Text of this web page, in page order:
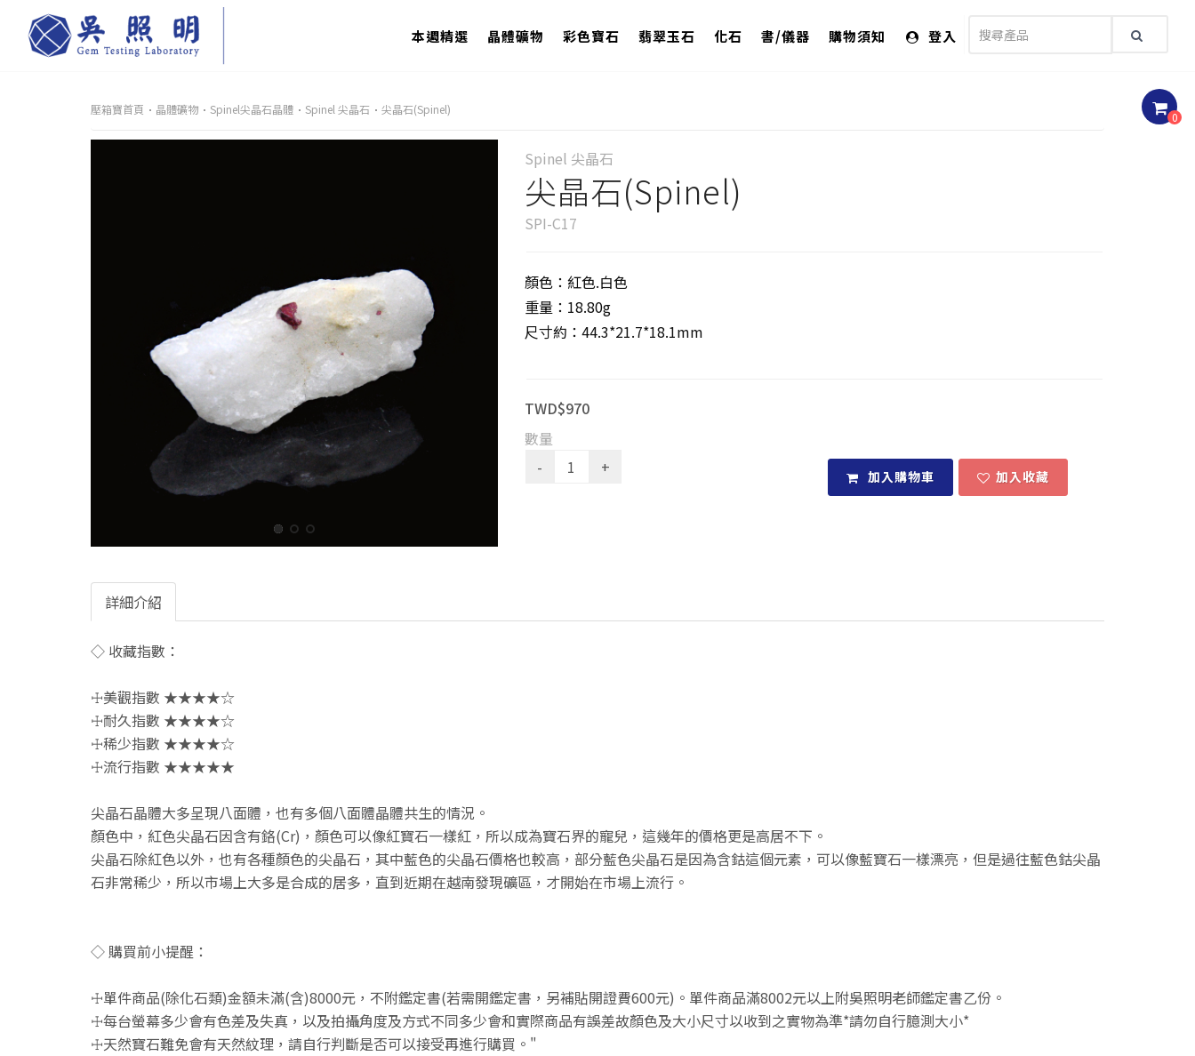
本週精選 晶體礦物 彩色寶石 翡翠玉石 化石 書/儀器 購物須知 登入
0
壓箱寶首頁 晶體礦物 Spinel尖晶石晶體 Spinel 尖晶石 尖晶石(Spinel)
Spinel 尖晶石
尖晶石(Spinel)
SPI-C17
顏色：紅色.白色
重量：18.80g
尺寸約：44.3*21.7*18.1mm
TWD$970
數量
加入購物車 加入收藏
詳細介紹
◇ 收藏指數：
☩美觀指數 ★★★★☆
☩耐久指數 ★★★★☆
☩稀少指數 ★★★★☆
☩流行指數 ★★★★★
尖晶石晶體大多呈現八面體，也有多個八面體晶體共生的情況。
顏色中，紅色尖晶石因含有鉻(Cr)，顏色可以像紅寶石一樣紅，所以成為寶石界的寵兒，這幾年的價格更是高居不下。
尖晶石除紅色以外，也有各種顏色的尖晶石，其中藍色的尖晶石價格也較高，部分藍色尖晶石是因為含鈷這個元素，可以像藍寶石一樣漂亮，但是過往藍色鈷尖晶
石非常稀少，所以市場上大多是合成的居多，直到近期在越南發現礦區，才開始在市場上流行。
◇ 購買前小提醒：
☩單件商品(除化石類)金額未滿(含)8000元，不附鑑定書(若需開鑑定書，另補貼開證費600元)。單件商品滿8002元以上附吳照明老師鑑定書乙份。
☩每台螢幕多少會有色差及失真，以及拍攝角度及方式不同多少會和實際商品有誤差故顏色及大小尺寸以收到之實物為準*請勿自行臆測大小*
☩天然寶石難免會有天然紋理，請自行判斷是否可以接受再進行購買。"